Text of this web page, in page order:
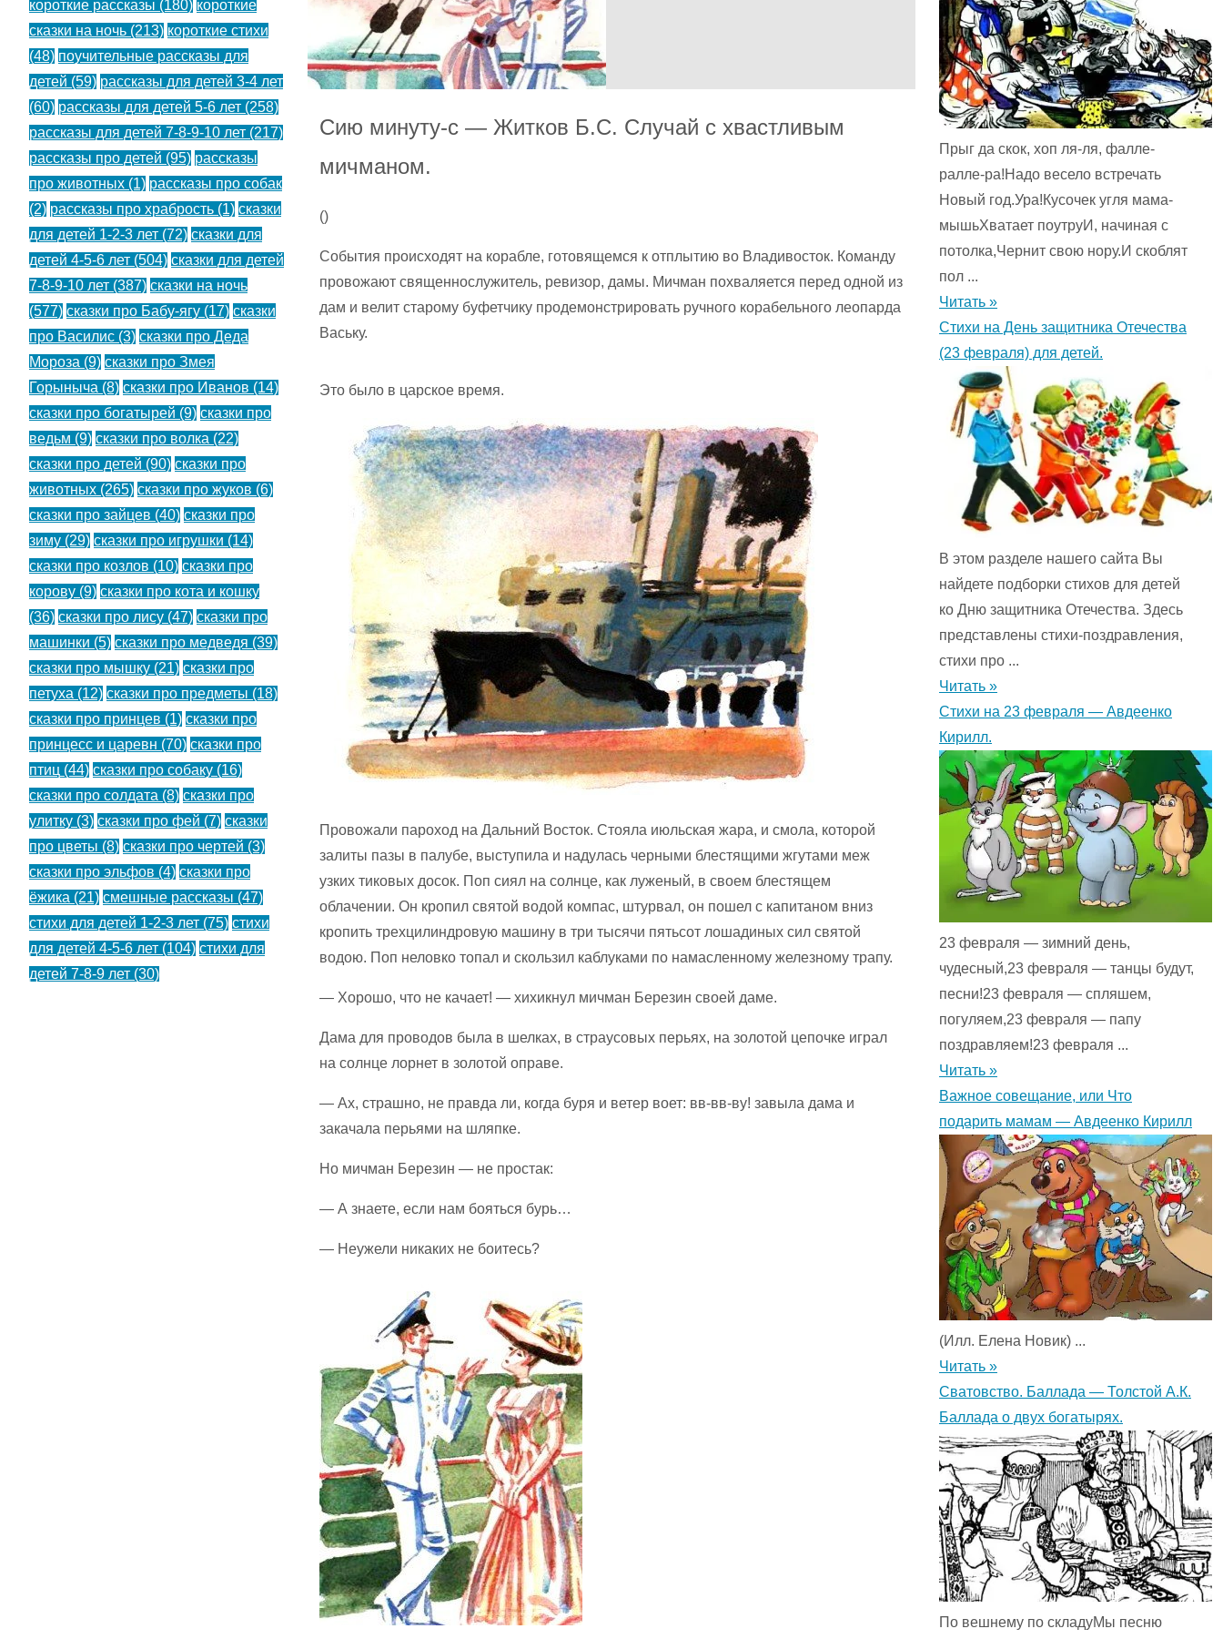
Сию минуту-с — Житков Б.С. Случай с хвастливым
мичманом.
()
События происходят на корабле, готовящемся к отплытию во Владивосток. Команду
провожают священнослужитель, ревизор, дамы. Мичман похваляется перед одной из
дам и велит старому буфетчику продемонстрировать ручного корабельного леопарда
Ваську.
Это было в царское время.
Провожали пароход на Дальний Восток. Стояла июльская жара, и смола, которой
залиты пазы в палубе, выступила и надулась черными блестящими жгутами меж
узких тиковых досок. Поп сиял на солнце, как луженый, в своем блестящем
облачении. Он кропил святой водой компас, штурвал, он пошел с капитаном вниз
кропить трехцилиндровую машину в три тысячи пятьсот лошадиных сил святой
водою. Поп неловко топал и скользил каблуками по намасленному железному трапу.
— Хорошо, что не качает! — хихикнул мичман Березин своей даме.
Дама для проводов была в шелках, в страусовых перьях, на золотой цепочке играл
на солнце лорнет в золотой оправе.
— Ах, страшно, не правда ли, когда буря и ветер воет: вв-вв-ву! завыла дама и
закачала перьями на шляпке.
Но мичман Березин — не простак:
— А знаете, если нам бояться бурь…
— Неужели никаких не боитесь?
короткие рассказы (180) короткие
сказки на ночь (213) короткие стихи
(48) поучительные рассказы для
детей (59) рассказы для детей 3-4 лет
(60) рассказы для детей 5-6 лет (258)
рассказы для детей 7-8-9-10 лет (217)
рассказы про детей (95) рассказы
про животных (1) рассказы про собак
(2) рассказы про храбрость (1) сказки
для детей 1-2-3 лет (72) сказки для
детей 4-5-6 лет (504) сказки для детей
7-8-9-10 лет (387) сказки на ночь
(577) сказки про Бабу-ягу (17) сказки
про Василис (3) сказки про Деда
Мороза (9) сказки про Змея
Горыныча (8) сказки про Иванов (14)
сказки про богатырей (9) сказки про
ведьм (9) сказки про волка (22)
сказки про детей (90) сказки про
животных (265) сказки про жуков (6)
сказки про зайцев (40) сказки про
зиму (29) сказки про игрушки (14)
сказки про козлов (10) сказки про
корову (9) сказки про кота и кошку
(36) сказки про лису (47) сказки про
машинки (5) сказки про медведя (39)
сказки про мышку (21) сказки про
петуха (12) сказки про предметы (18)
сказки про принцев (1) сказки про
принцесс и царевн (70) сказки про
птиц (44) сказки про собаку (16)
сказки про солдата (8) сказки про
улитку (3) сказки про фей (7) сказки
про цветы (8) сказки про чертей (3)
сказки про эльфов (4) сказки про
ёжика (21) смешные рассказы (47)
стихи для детей 1-2-3 лет (75) стихи
для детей 4-5-6 лет (104) стихи для
детей 7-8-9 лет (30)
Прыг да скок, хоп ля-ля, фалле-
ралле-ра!Надо весело встречать
Новый год.Ура!Кусочек угля мама-
мышьХватает поутруИ, начиная с
потолка,Чернит свою нору.И скоблят
пол ...
Читать »
Стихи на День защитника Отечества
(23 февраля) для детей.
В этом разделе нашего сайта Вы
найдете подборки стихов для детей
ко Дню защитника Отечества. Здесь
представлены стихи-поздравления,
стихи про ...
Читать »
Стихи на 23 февраля — Авдеенко
Кирилл.
23 февраля — зимний день,
чудесный,23 февраля — танцы будут,
песни!23 февраля — спляшем,
погуляем,23 февраля — папу
поздравляем!23 февраля ...
Читать »
Важное совещание, или Что
подарить мамам — Авдеенко Кирилл
(Илл. Елена Новик) ...
Читать »
Сватовство. Баллада — Толстой А.К.
Баллада о двух богатырях.
По вешнему по складуМы песню